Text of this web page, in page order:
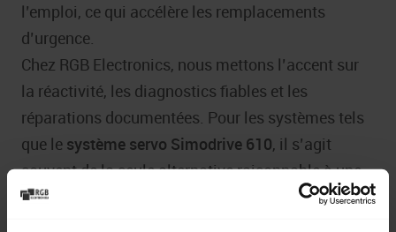
l’emploi, ce qui accélère les remplacements
d’urgence.
Chez RGB Electronics, nous mettons l’accent sur
la réactivité, les diagnostics fiables et les
réparations documentées. Pour les systèmes tels
que le système servo Simodrive 610, il s’agit
souvent de la seule alternative raisonnable à une
mise à niveau coûteuse de l’ensemble de la